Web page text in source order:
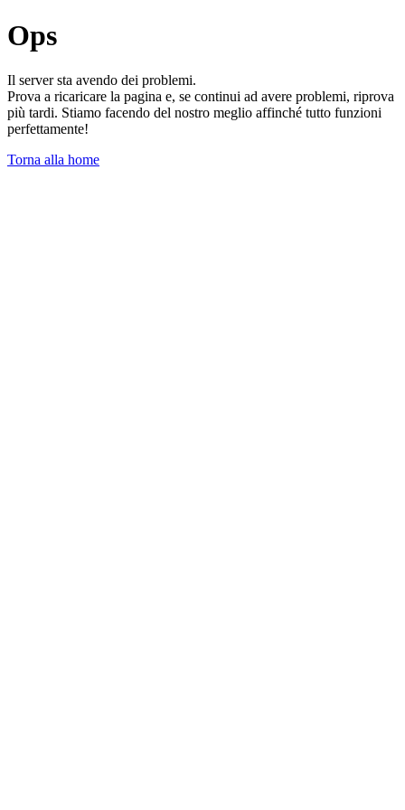
Ops
Il server sta avendo dei problemi.
Prova a ricaricare la pagina e, se continui ad avere problemi, riprova
più tardi. Stiamo facendo del nostro meglio affinché tutto funzioni
perfettamente!
Torna alla home